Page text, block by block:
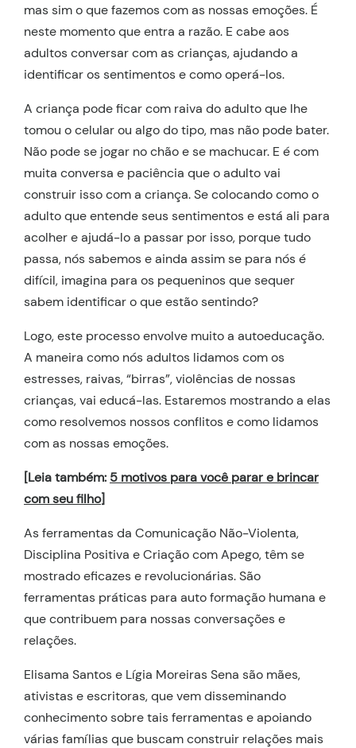
mas sim o que fazemos com as nossas emoções. É
neste momento que entra a razão. E cabe aos
adultos conversar com as crianças, ajudando a
identificar os sentimentos e como operá-los.
A criança pode ficar com raiva do adulto que lhe
tomou o celular ou algo do tipo, mas não pode bater.
Não pode se jogar no chão e se machucar. E é com
muita conversa e paciência que o adulto vai
construir isso com a criança. Se colocando como o
adulto que entende seus sentimentos e está ali para
acolher e ajudá-lo a passar por isso, porque tudo
passa, nós sabemos e ainda assim se para nós é
difícil, imagina para os pequeninos que sequer
sabem identificar o que estão sentindo?
Logo, este processo envolve muito a autoeducação.
A maneira como nós adultos lidamos com os
estresses, raivas, “birras”, violências de nossas
crianças, vai educá-las. Estaremos mostrando a elas
como resolvemos nossos conflitos e como lidamos
com as nossas emoções.
[Leia também: 5 motivos para você parar e brincar
com seu filho]
As ferramentas da Comunicação Não-Violenta,
Disciplina Positiva e Criação com Apego, têm se
mostrado eficazes e revolucionárias. São
ferramentas práticas para auto formação humana e
que contribuem para nossas conversações e
relações.
Elisama Santos e Lígia Moreiras Sena são mães,
ativistas e escritoras, que vem disseminando
conhecimento sobre tais ferramentas e apoiando
várias famílias que buscam construir relações mais